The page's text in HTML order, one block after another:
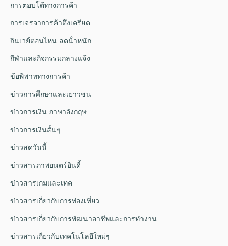
การตอบโต้ทางการค้า
การเจรจาการค้าตึงเครียด
กินเวย์ตอนไหน ลดน้ําหนัก
กีฬาและกิจกรรมกลางแจ้ง
ข้อพิพาททางการค้า
ข่าวการศึกษาและเยาวชน
ข่าวการเงิน ภาษาอังกฤษ
ข่าวการเงินสั้นๆ
ข่าวสดวันนี้
ข่าวสารภาพยนตร์อินดี้
ข่าวสารเกมและเทค
ข่าวสารเกี่ยวกับการท่องเที่ยว
ข่าวสารเกี่ยวกับการพัฒนาอาชีพและการทำงาน
ข่าวสารเกี่ยวกับเทคโนโลยีใหม่ๆ